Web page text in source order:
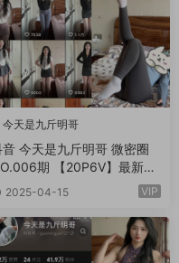
今天是九斤明哥
音 今天是九斤明哥 微密圈
期 【20P6V】最新
：2025.4.18
2025-04-15 VIP